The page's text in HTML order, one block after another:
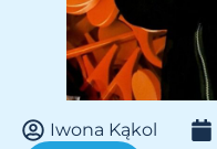
Iwona Kąkol